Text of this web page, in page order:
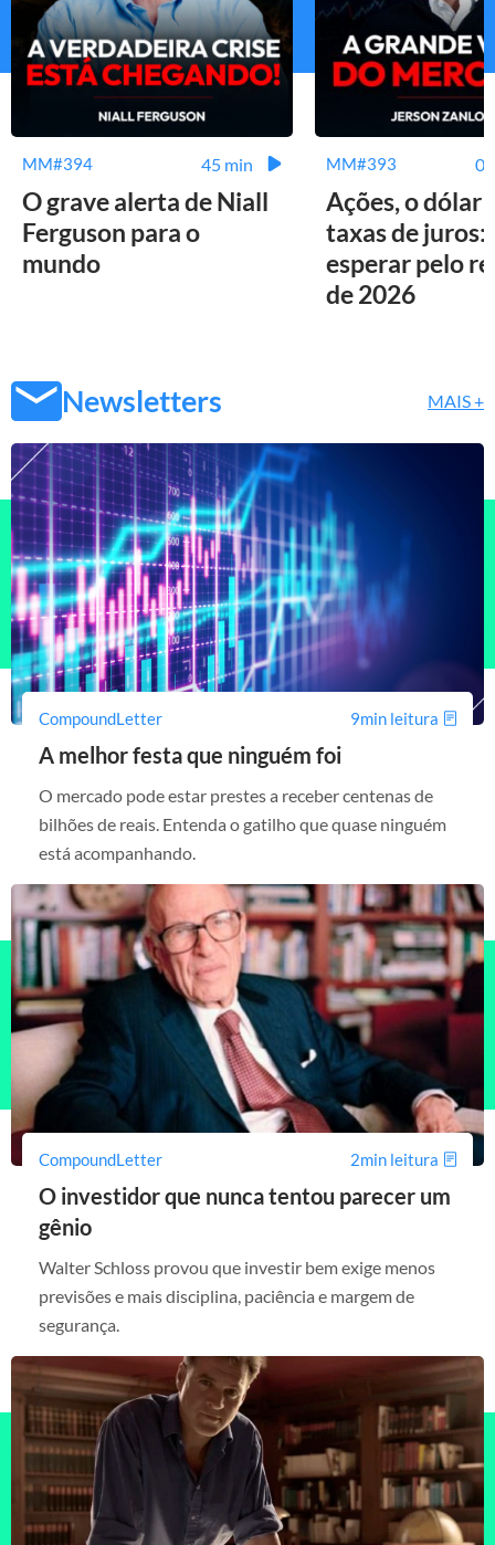
MM#394 45 min
O grave alerta de Niall
Ferguson para o
mundo
MM#393
Ações, o dólar
taxas de juros:
esperar pelo
de 2026
Newsletters MAIS +
CompoundLetter 9min leitura
A melhor festa que ninguém foi
O mercado pode estar prestes a receber centenas de
bilhões de reais. Entenda o gatilho que quase ninguém
está acompanhando.
CompoundLetter 2min leitura
O investidor que nunca tentou parecer um
gênio
Walter Schloss provou que investir bem exige menos
previsões e mais disciplina, paciência e margem de
segurança.